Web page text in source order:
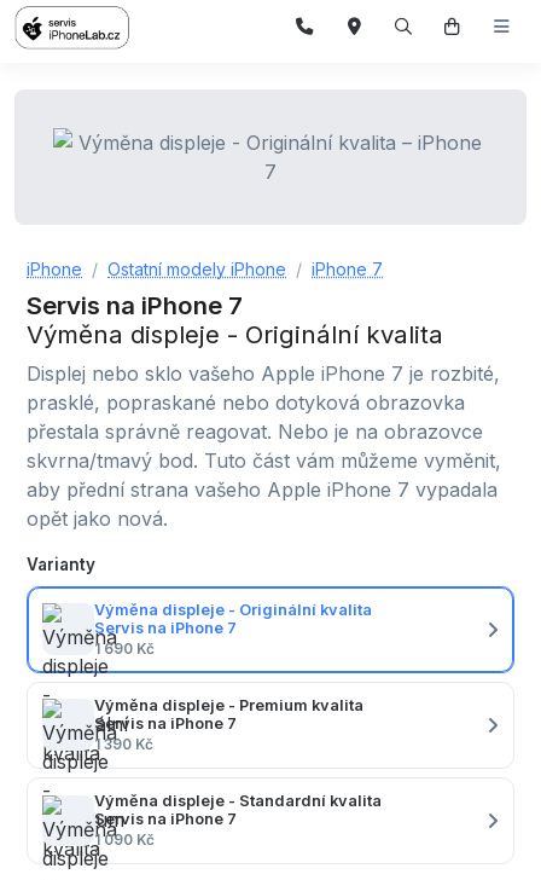
iPhone Ostatní modely iPhone iPhone 7
Servis na iPhone 7
Výměna displeje - Originální kvalita
Displej nebo sklo vašeho Apple iPhone 7 je rozbité,
prasklé, popraskané nebo dotyková obrazovka
přestala správně reagovat. Nebo je na obrazovce
skvrna/tmavý bod. Tuto část vám můžeme vyměnit,
aby přední strana vašeho Apple iPhone 7 vypadala
opět jako nová.
Varianty
Výměna displeje - Originální kvalita
Servis na iPhone 7
1 690 Kč
Výměna displeje - Premium kvalita
Servis na iPhone 7
1 390 Kč
Výměna displeje - Standardní kvalita
Servis na iPhone 7
1 090 Kč